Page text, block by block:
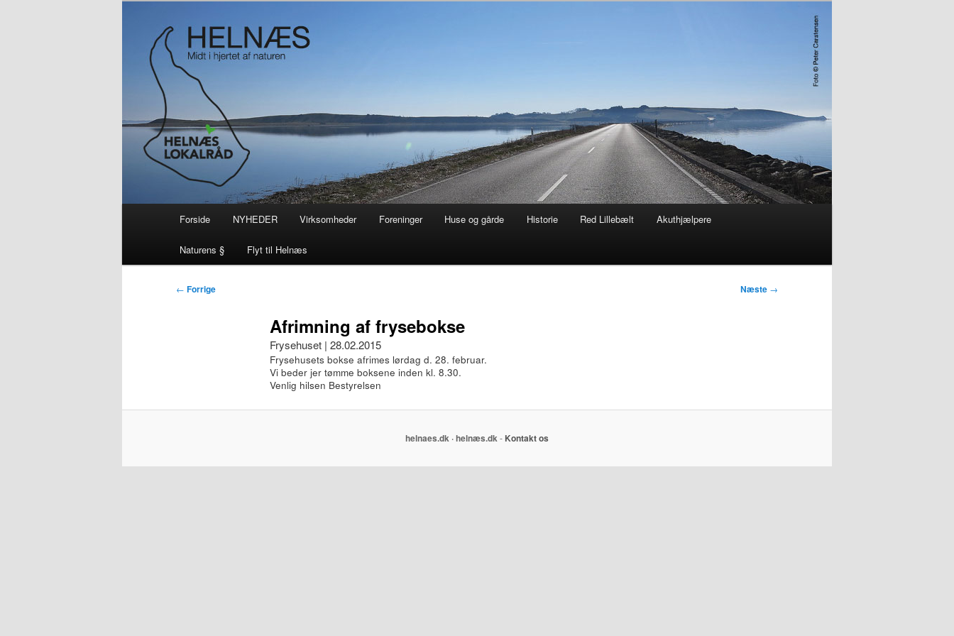
Helnæs
Fortsæt
til
primært
Fortsæt
til
sekundært
Forside NYHEDER Virksomheder Foreninger Huse og gårde Historie Red Lillebælt Akuthjælpere
Naturens § Flyt til Helnæs
Indlægsnavigation
← Forrige Næste →
Afrimning af frysebokse
Frysehuset | 28.02.2015
Frysehusets bokse afrimes lørdag d. 28. februar.
Vi beder jer tømme boksene inden kl. 8.30.
Venlig hilsen Bestyrelsen
helnaes.dk · helnæs.dk- Kontakt os